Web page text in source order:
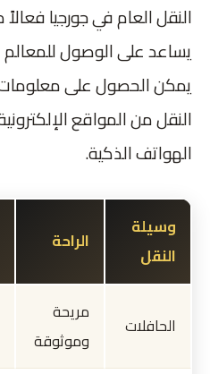
النقل العام في جورجيا
يساعد على الوصول للمعالم
يمكن الحصول على
النقل من المواقع
الهواتف الذكية.
وسيلة
النقل
الراحة
الحافلات
مريحة
وموثوقة